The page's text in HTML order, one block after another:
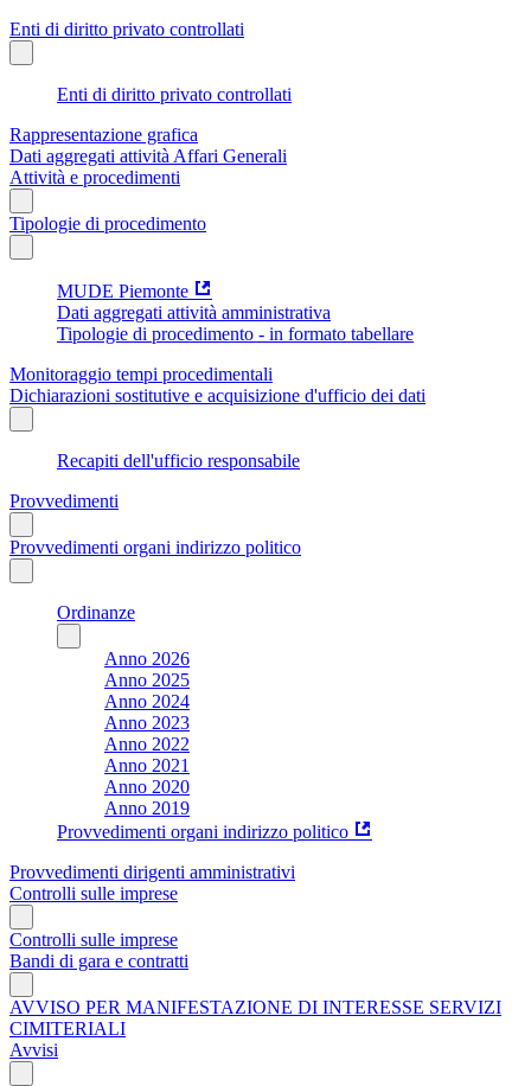
Enti di diritto privato controllati
Enti di diritto privato controllati
Rappresentazione grafica
Dati aggregati attività Affari Generali
Attività e procedimenti
Tipologie di procedimento
MUDE Piemonte
Dati aggregati attività amministrativa
Tipologie di procedimento - in formato tabellare
Monitoraggio tempi procedimentali
Dichiarazioni sostitutive e acquisizione d'ufficio dei dati
Recapiti dell'ufficio responsabile
Provvedimenti
Provvedimenti organi indirizzo politico
Ordinanze
Anno 2026
Anno 2025
Anno 2024
Anno 2023
Anno 2022
Anno 2021
Anno 2020
Anno 2019
Provvedimenti organi indirizzo politico
Provvedimenti dirigenti amministrativi
Controlli sulle imprese
Controlli sulle imprese
Bandi di gara e contratti
AVVISO PER MANIFESTAZIONE DI INTERESSE SERVIZI
CIMITERIALI
Avvisi